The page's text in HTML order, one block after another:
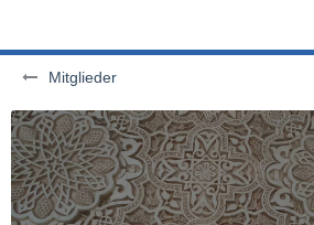
Mitglieder